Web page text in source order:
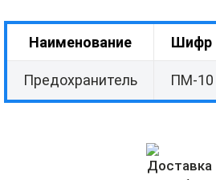
Наименование Шифр
Предохранитель ПМ-10